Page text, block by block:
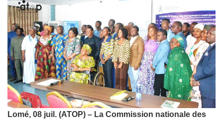
Lomé, 08 juil. (ATOP) – La Commission nationale des